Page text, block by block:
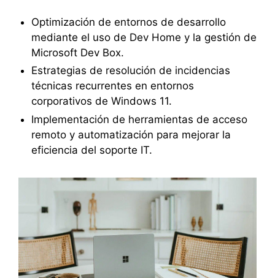
Optimización de entornos de desarrollo
mediante el uso de Dev Home y la gestión de
Microsoft Dev Box.
Estrategias de resolución de incidencias
técnicas recurrentes en entornos
corporativos de Windows 11.
Implementación de herramientas de acceso
remoto y automatización para mejorar la
eficiencia del soporte IT.